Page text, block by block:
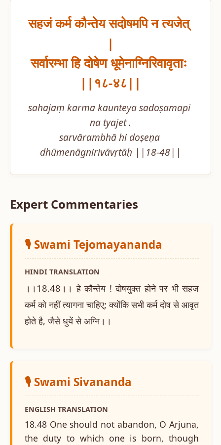
सहजं कर्म कौन्तेय सदोषमपि न त्यजेत्
|
सर्वारम्भा हि दोषेण धूमेनाग्निरिवावृताः
||१८-४८||
sahajaṃ karma kaunteya sadoṣamapi
na tyajet .
sarvārambhā hi doṣeṇa
dhūmenāgnirivāvṛtāḥ ||18-48||
Expert Commentaries
🎙️ Swami Tejomayananda
HINDI TRANSLATION
।।18.48।। हे कौन्तेय ! दोषयुक्त होने पर भी सहज
कर्म को नहीं त्यागना चाहिए; क्योंकि सभी कर्म दोष से आवृत
होते है, जैसे धुयें से अग्नि।।
🎙️ Swami Sivananda
ENGLISH TRANSLATION
18.48 One should not abandon, O Arjuna,
the duty to which one is born, though